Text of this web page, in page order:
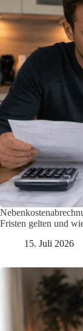
Fristen gelten und
15. Juli 2026